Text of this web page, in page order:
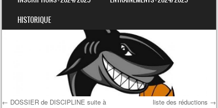
HISTORIQUE
← DOSSIER de DISCIPLINE suite à
liste des réductions →